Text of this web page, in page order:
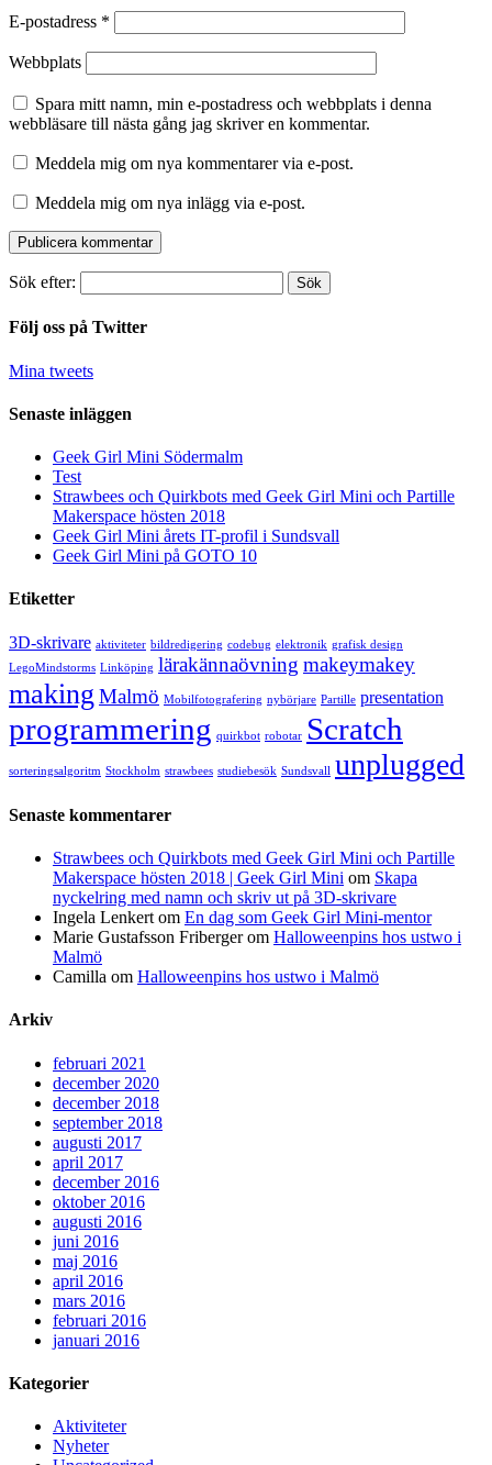
E-postadress *
Webbplats
Spara mitt namn, min e-postadress och webbplats i denna
webbläsare till nästa gång jag skriver en kommentar.
Meddela mig om nya kommentarer via e-post.
Meddela mig om nya inlägg via e-post.
Sök efter:
Följ oss på Twitter
Mina tweets
Senaste inläggen
Geek Girl Mini Södermalm
Test
Strawbees och Quirkbots med Geek Girl Mini och Partille
Makerspace hösten 2018
Geek Girl Mini årets IT-profil i Sundsvall
Geek Girl Mini på GOTO 10
Etiketter
3D-skrivare aktiviteter bildredigering codebug elektronik grafisk design
LegoMindstorms Linköping lärakännaövning makeymakey
making Malmö Mobilfotografering nybörjare Partille presentation
programmering quirkbot robotar Scratch
sorteringsalgoritm Stockholm strawbees studiebesök Sundsvall unplugged
Senaste kommentarer
Strawbees och Quirkbots med Geek Girl Mini och Partille
Makerspace hösten 2018 | Geek Girl Mini om Skapa
nyckelring med namn och skriv ut på 3D-skrivare
Ingela Lenkert om En dag som Geek Girl Mini-mentor
Marie Gustafsson Fribergerom Halloweenpins hos ustwo i
Malmö
Camilla om Halloweenpins hos ustwo i Malmö
Arkiv
februari 2021
december 2020
december 2018
september 2018
augusti 2017
april 2017
december 2016
oktober 2016
augusti 2016
juni 2016
maj 2016
april 2016
mars 2016
februari 2016
januari 2016
Kategorier
Aktiviteter
Nyheter